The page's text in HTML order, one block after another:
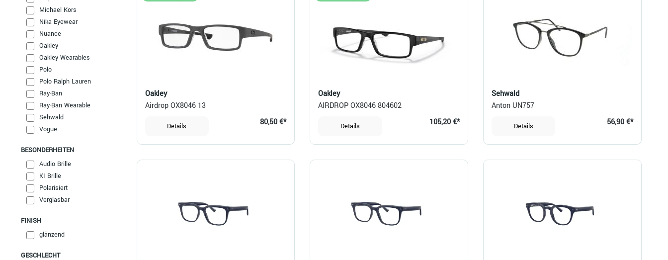
Michael Kors
Nika Eyewear
Nuance
Oakley
Oakley Wearables
Polo
Polo Ralph Lauren
Ray-Ban
Ray-Ban Wearable
Sehwald
Vogue
BESONDERHEITEN
Audio Brille
KI Brille
Polarisiert
Verglasbar
FINISH
glänzend
GESCHLECHT
Oakley
Airdrop OX8046 13
Details 80,50 €*
Oakley
AIRDROP OX8046 804602
Details 105,20 €*
Sehwald
Anton UN757
Details 56,90 €*